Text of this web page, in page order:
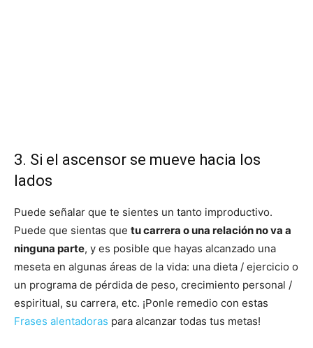
3. Si el ascensor se mueve hacia los
lados
Puede señalar que te sientes un tanto improductivo.
Puede que sientas que tu carrera o una relación no va a
ninguna parte, y es posible que hayas alcanzado una
meseta en algunas áreas de la vida: una dieta / ejercicio o
un programa de pérdida de peso, crecimiento personal /
espiritual, su carrera, etc. ¡Ponle remedio con estas
Frases alentadoras para alcanzar todas tus metas!